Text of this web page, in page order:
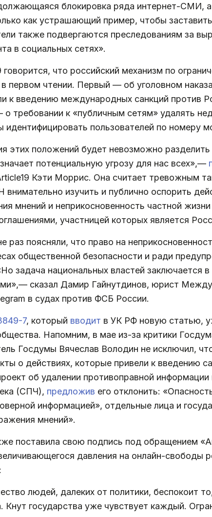
блокировка ряда интернет-СМИ,
как устрашающий пример, чтобы
также подвергаются преследованиям за
в социальных сетях».
говорится, что российский механизм по
первом чтении. Первый — об уголовном
к введению международных санкций против
требовании к «публичным сетям» удалять
идентифицировать пользователей по номеру
этих положений будет невозможно
потенциальную угрозу для нас всех»,—
Кэти Моррис. Она считает тревожным
изучить и публично оспорить
мнений и неприкосновенность частной
участницей которых является
раз поясняли, что право на
общественной безопасности и ради
задача национальных властей
сказал Дамир Гайнутдинов, юрист
в судах против ФСБ России.
7, который вводит в УК РФ новую статью,
Напомним, в мае из-за критики
Госдумы Вячеслав Володин не исключил,
о действиях, которые привели к введению
об удалении противоправной
(СПЧ), предложив его отклонить:
информацией», отдельные лица и
мнений».
поставила свою подпись под обращением
давления на онлайн-
людей, далеких от политики, беспокоит
Кнут государства уже чувствует каждый.